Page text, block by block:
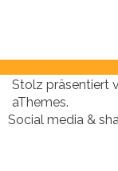
Stolz präsentiert
aThemes.
Social media &